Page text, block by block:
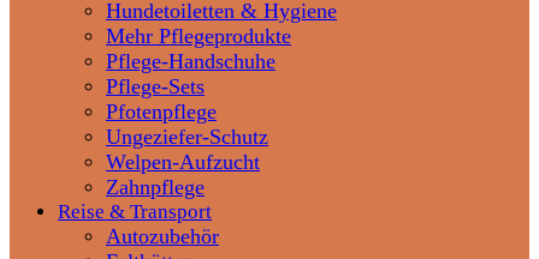
Hundetoiletten & Hygiene
Mehr Pflegeprodukte
Pflege-Handschuhe
Pflege-Sets
Pfotenpflege
Ungeziefer-Schutz
Welpen-Aufzucht
Zahnpflege
Reise & Transport
Autozubehör